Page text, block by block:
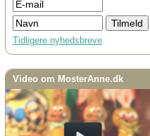
Tidligere nyhedsbreve
Video om MosterAnne.dk